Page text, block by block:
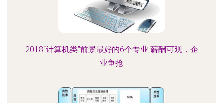
2018“计算机类”前景最好的6个专业 薪酬可观，企
业争抢